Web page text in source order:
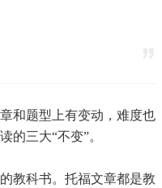
和题型上有变动，难度也
的三大“不变”。
教科书。托福文章都是教